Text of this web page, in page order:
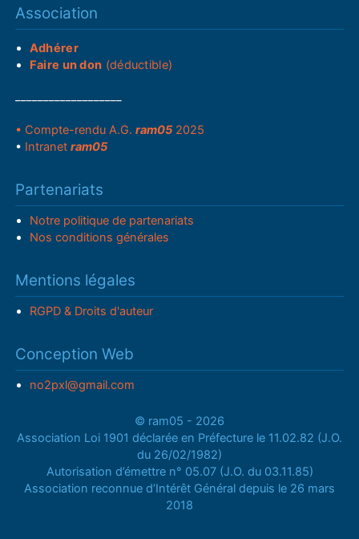
Association
Adhérer
Faire un don (déductible)
• Compte-rendu A.G.ram05 2025
• Intranetram05
Partenariats
Notre politique de partenariats
Nos conditions générales
Mentions légales
RGPD & Droits d'auteur
Conception Web
no2pxl@gmail.com
© ram05 - 2026
Association Loi 1901 déclarée en Préfecture le 11.02.82 (J.O.
du 26/02/1982)
Autorisation d’émettre n° 05.07 (J.O. du 03.11.85)
Association reconnue d’Intérêt Général depuis le 26 mars
2018